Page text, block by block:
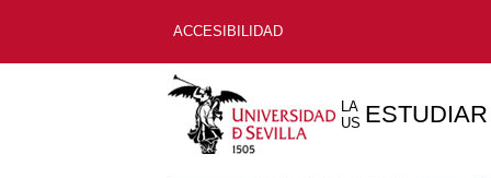
ACCESIBILIDAD
LA
US ESTUDIAR